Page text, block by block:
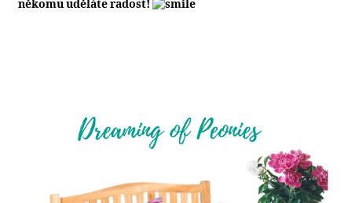
někomu uděláte radost!